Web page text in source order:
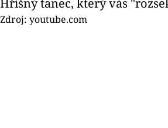
Zdroj: youtube.com